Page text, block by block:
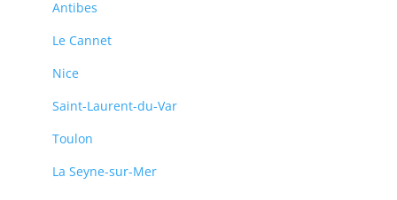
Antibes
Le Cannet
Nice
Saint-Laurent-du-Var
Toulon
La Seyne-sur-Mer